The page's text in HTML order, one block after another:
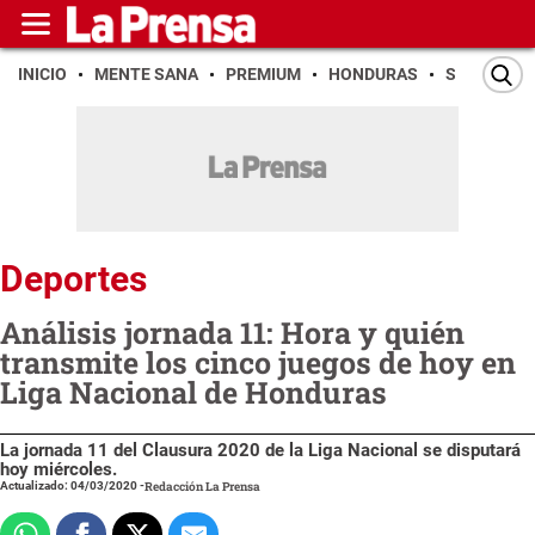
INICIO MENTE SANA PREMIUM HONDURAS SAN PEDRO
Deportes
Análisis jornada 11: Hora y quién
transmite los cinco juegos de hoy en
Liga Nacional de Honduras
La jornada 11 del Clausura 2020 de la Liga Nacional se disputará
hoy miércoles.
Actualizado: 04/03/2020-Redacción La Prensa